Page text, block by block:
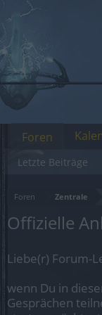
Foren Zentrale
Offizielle
Liebe(r) Forum-
wenn Du in
Gesprächen
Foren
Letzte Beiträge